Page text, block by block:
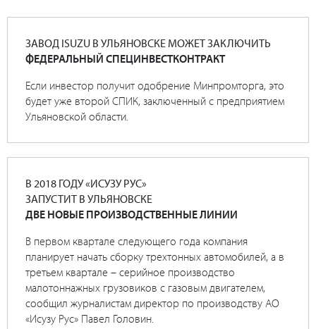
ЗАВОД ISUZU В УЛЬЯНОВСКЕ МОЖЕТ ЗАКЛЮЧИТЬ
ФЕДЕРАЛЬНЫЙ СПЕЦИНВЕСТКОНТРАКТ
Если инвестор получит одобрение Минпромторга, это
будет уже второй СПИК, заключенный с предприятием
Ульяновской области.
В 2018 ГОДУ «ИСУЗУ РУС»
ЗАПУСТИТ В УЛЬЯНОВСКЕ
ДВЕ НОВЫЕ ПРОИЗВОДСТВЕННЫЕ ЛИНИИ
В первом квартале следующего года компания
планирует начать сборку трехтонных автомобилей, а в
третьем квартале – серийное производство
малотоннажных грузовиков с газовым двигателем,
сообщил журналистам директор по производству АО
«Исузу Рус» Павел Головин.